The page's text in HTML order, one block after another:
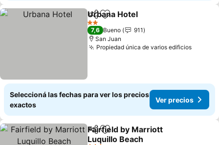
CompartirAñadir a favoritos
Urbana Hotel
2 Estrellas
7,6 Bueno
911
San Juan
Propiedad única de varios edificios
Seleccioná las fechas para ver los precios
exactos
Ver precios
CompartirAñadir a favoritos
Fairfield by Marriott
Luquillo Beach